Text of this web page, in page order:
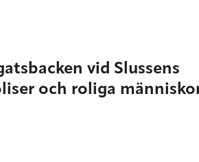
vid Slussens
och roliga